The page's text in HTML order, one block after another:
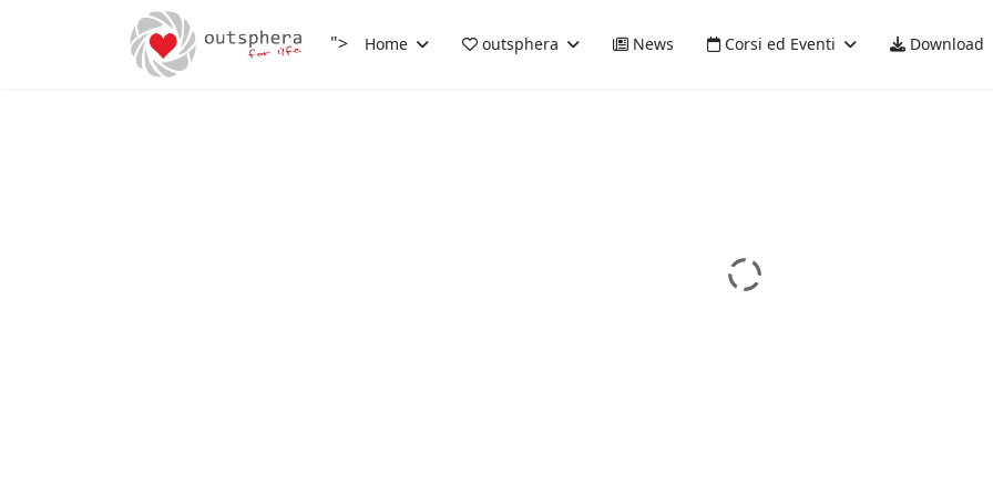
"> Home outsphera News Corsi ed Eventi Download